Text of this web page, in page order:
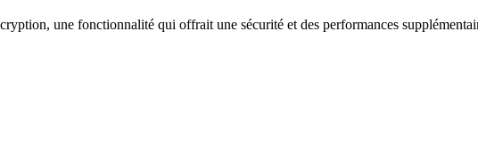
une fonctionnalité qui offrait une sécurité et des performances